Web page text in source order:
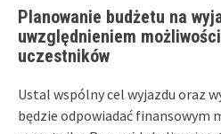
Planowanie budżetu na
uwzględnieniem
uczestników
Ustal wspólny cel wyjazdu oraz
będzie odpowiadać finansowym